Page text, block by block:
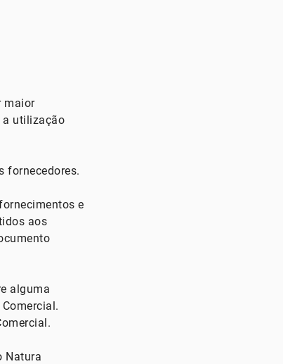
maior
a utilização
fornecedores.
e
aos
alguma
Natura